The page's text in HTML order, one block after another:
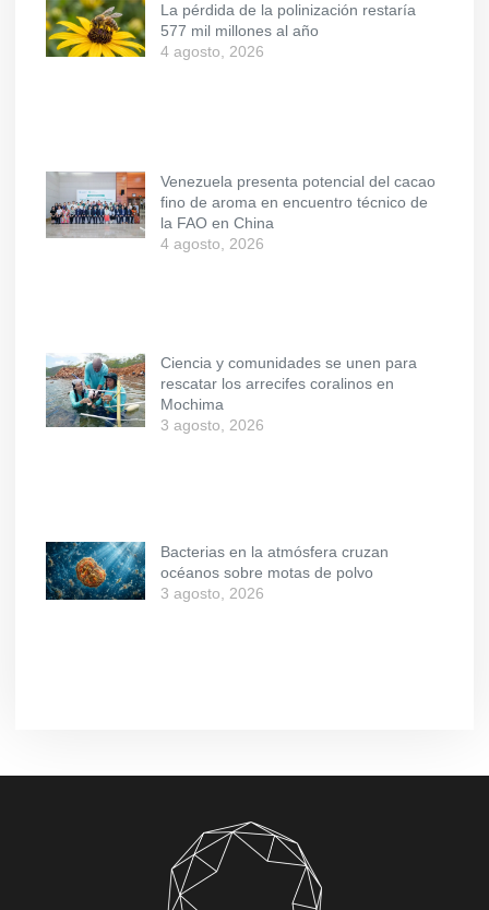
La pérdida de la polinización restaría
577 mil millones al año
4 agosto, 2026
Venezuela presenta potencial del cacao
fino de aroma en encuentro técnico de
la FAO en China
4 agosto, 2026
Ciencia y comunidades se unen para
rescatar los arrecifes coralinos en
Mochima
3 agosto, 2026
Bacterias en la atmósfera cruzan
océanos sobre motas de polvo
3 agosto, 2026